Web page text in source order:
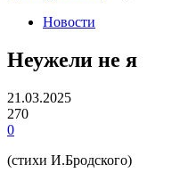
Новости
Неужели не я
21.03.2025
270
0
(стихи И.Бродского)